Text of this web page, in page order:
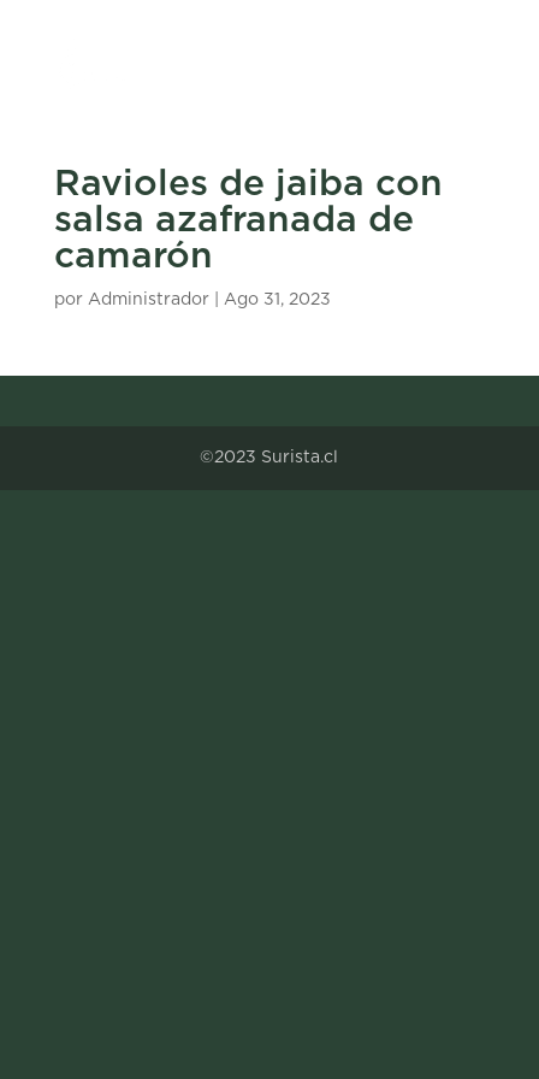
Ravioles de jaiba con
salsa azafranada de
camarón
por Administrador| Ago 31, 2023
©2023 Surista.cl